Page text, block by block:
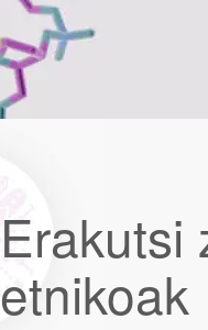
Erakutsi
etnikoak